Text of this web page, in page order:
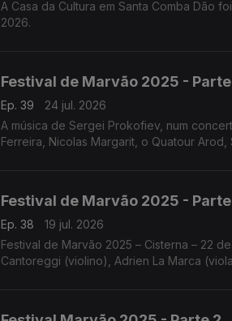
A Casa da Cultura em Santa Comba Dão
2026.
Festival de Marvão 2025 -
Ep. 39
24 jul. 2026
A música de Sergei Prokofiev, num
Ferreira, Nicolas Margarit, o Quatour Arod,
Festival de Marvão 2025 -
Ep. 38
19 jul. 2026
Festival de Marvão 2025 – Cisterna – 22
Cantoreggi (violino), Adrien La Marca